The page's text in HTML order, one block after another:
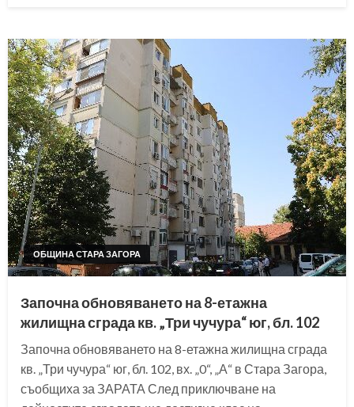
ОБЩИНА СТАРА ЗАГОРА
Започна обновяването на 8-етажна
жилищна сграда кв. „Три чучура“ юг, бл. 102
Започна обновяването на 8-етажна жилищна сграда
кв. „Три чучура“ юг, бл. 102, вх. „0“, „А“ в Стара Загора,
съобщиха за ЗАРАТА След приключване на